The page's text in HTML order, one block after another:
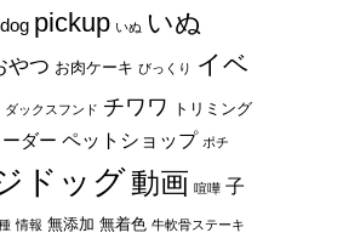
pickup いぬ いぬ
やつ お肉ケーキ びっくり
イベ
ダックスフンド チワワ トリミング
ダー ペットショップ ポチ
ドッグ動画 喧嘩 子
情報 無添加 無着色 牛軟骨ステーキ